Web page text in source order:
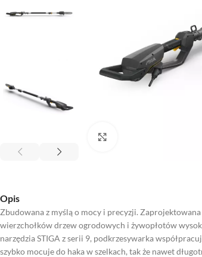
Opis
Zbudowana z myślą o mocy i precyzji.
wierzchołków drzew ogrodowych i żywopłotów
narzędzia STIGA z serii 9, podkrzesywarka
szybko mocuje do haka w szelkach, tak że nawet